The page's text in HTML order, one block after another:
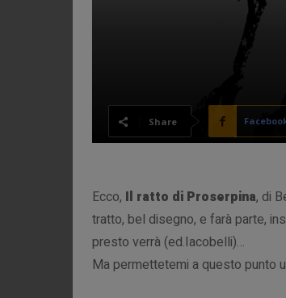
Share
Ecco, Il ratto di Proserpina, di
tratto, bel disegno, e farà parte,
presto verrà (ed.Iacobelli)…
Ma permettetemi a questo punto